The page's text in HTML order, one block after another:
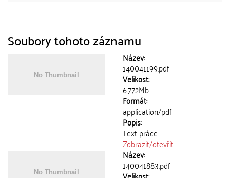
Soubory tohoto záznamu
Název:
140041199.pdf
Velikost:
6.772Mb
Formát:
application/pdf
Popis:
Text práce
Zobrazit/otevřít
Název:
140041883.pdf